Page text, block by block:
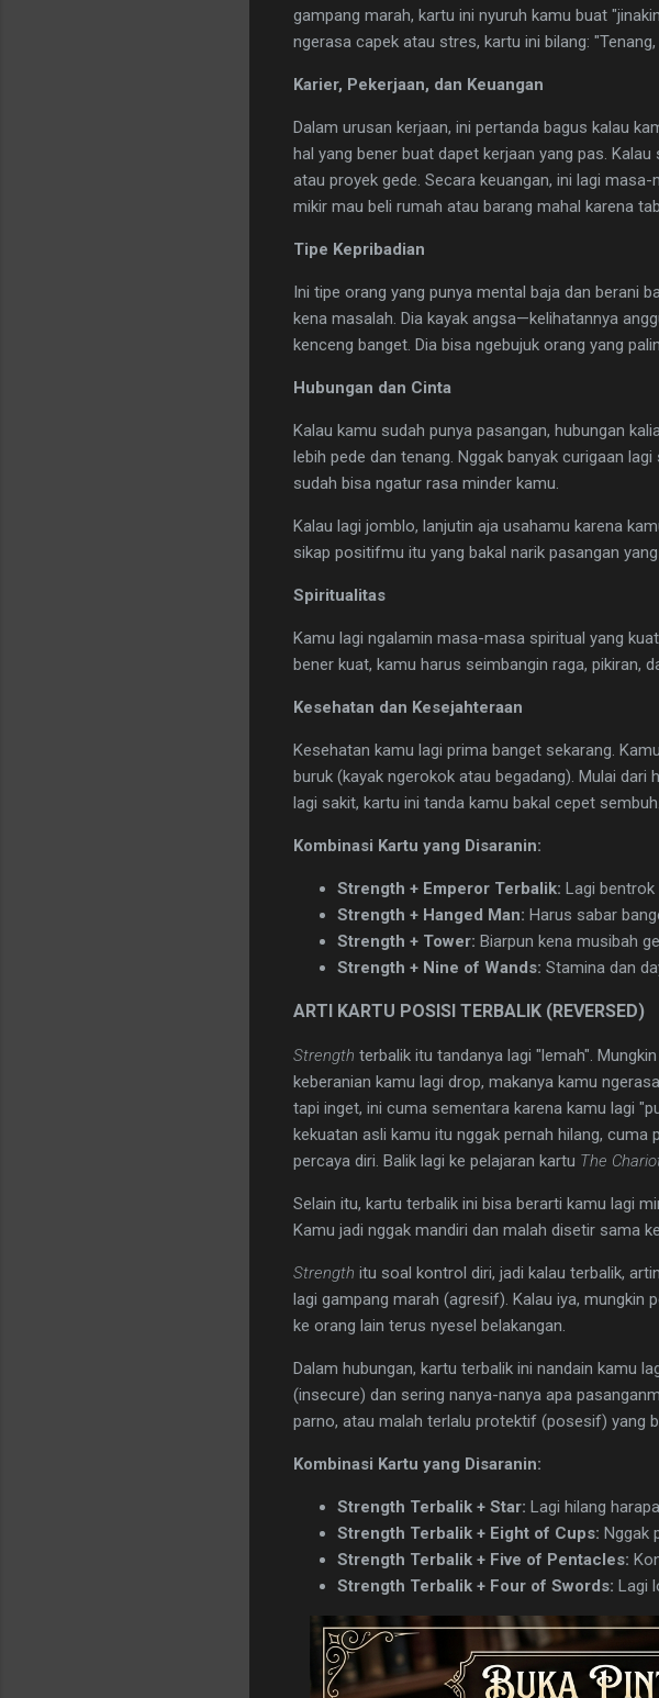
gampang marah, kartu ini nyuruh kamu buat
ngerasa capek atau stres, kartu ini bilang:
Karier, Pekerjaan, dan Keuangan
Dalam urusan kerjaan, ini pertanda bagus kalau
hal yang bener buat dapet kerjaan yang pas.
atau proyek gede. Secara keuangan, ini lagi
mikir mau beli rumah atau barang mahal karena
Tipe Kepribadian
Ini tipe orang yang punya mental baja dan berani
kena masalah. Dia kayak angsa—kelihatannya
kenceng banget. Dia bisa ngebujuk orang yang
Hubungan dan Cinta
Kalau kamu sudah punya pasangan, hubungan
lebih pede dan tenang. Nggak banyak curigaan
sudah bisa ngatur rasa minder kamu.
​Kalau lagi jomblo, lanjutin aja usahamu karena
sikap positifmu itu yang bakal narik pasangan
Spiritualitas
Kamu lagi ngalamin masa-masa spiritual yang
bener kuat, kamu harus seimbangin raga, pikiran,
Kesehatan dan Kesejahteraan
Kesehatan kamu lagi prima banget sekarang.
buruk (kayak ngerokok atau begadang). Mulai dari
lagi sakit, kartu ini tanda kamu bakal cepet
Kombinasi Kartu yang Disaranin:
Strength + Emperor Terbalik: Lagi
Strength + Hanged Man: Harus sabar
Strength + Tower: Biarpun kena musibah
Strength + Nine of Wands: Stamina dan
​ARTI KARTU POSISI TERBALIK (REVERSED)
Strength terbalik itu tandanya lagi "lemah".
keberanian kamu lagi drop, makanya kamu
tapi inget, ini cuma sementara karena kamu lagi
kekuatan asli kamu itu nggak pernah hilang,
percaya diri. Balik lagi ke pelajaran kartu The
​Selain itu, kartu terbalik ini bisa berarti kamu lagi
Kamu jadi nggak mandiri dan malah disetir sama
Strength itu soal kontrol diri, jadi kalau terbalik,
lagi gampang marah (agresif). Kalau iya, mungkin
ke orang lain terus nyesel belakangan.
​Dalam hubungan, kartu terbalik ini nandain kamu
(insecure) dan sering nanya-nanya apa
parno, atau malah terlalu protektif (posesif) yang
Kombinasi Kartu yang Disaranin:
Strength Terbalik + Star: Lagi hilang
Strength Terbalik + Eight of Cups: Nggak
Strength Terbalik + Five of Pentacles:
Strength Terbalik + Four of Swords: Lagi